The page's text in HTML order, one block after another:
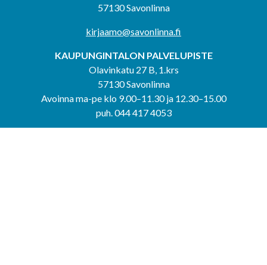
57130 Savonlinna
kirjaamo@savonlinna.fi
KAUPUNGINTALON PALVELUPISTE
Olavinkatu 27 B, 1.krs
57130 Savonlinna
Avoinna ma-pe klo 9.00–11.30 ja 12.30–15.00
puh. 044 417 4053